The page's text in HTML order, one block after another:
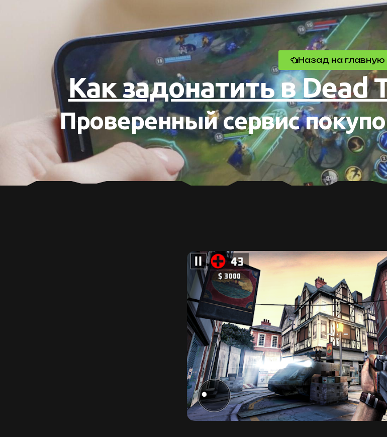
Назад на главную
Как задонатить в Dead
Проверенный сервис